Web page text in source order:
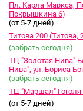
Пл. Карла Маркса,
Покрышкина 6)
(от 5-7 дней)
Титова 200 (Титова,
(забрать сегодня)
ТЦ "Золотая Нива"
Нива", ул. Бориса
(забрать сегодня)
ТЦ "Маршал" Гоголя
(от 5-7 дней)